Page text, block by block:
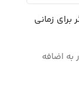
برای زمانی
به اضافه